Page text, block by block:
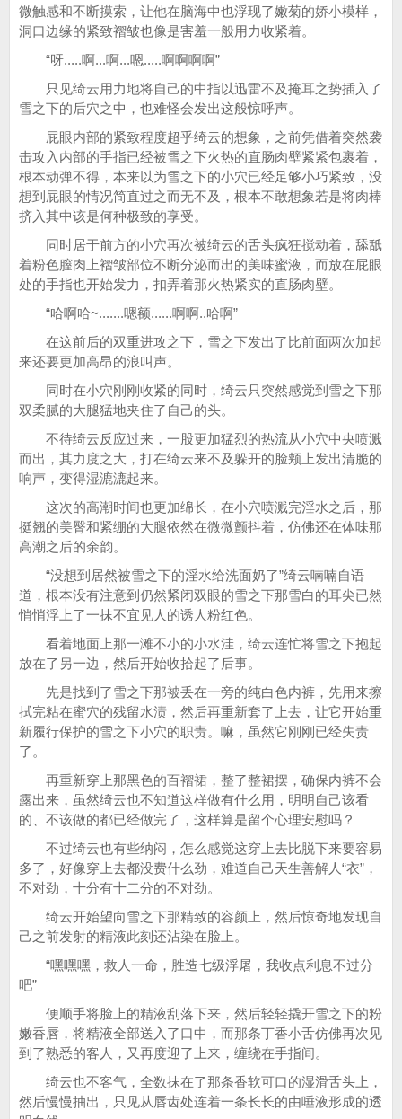
微触感和不断摸索，让他在脑海中也浮现了嫩菊的娇小模样，
洞口边缘的紧致褶皱也像是害羞一般用力收紧着。
“呀.....啊...啊...嗯.....啊啊啊啊”
只见绮云用力地将自己的中指以迅雷不及掩耳之势插入了
雪之下的后穴之中，也难怪会发出这般惊呼声。
屁眼内部的紧致程度超乎绮云的想象，之前凭借着突然袭
击攻入内部的手指已经被雪之下火热的直肠肉壁紧紧包裹着，
根本动弹不得，本来以为雪之下的小穴已经足够小巧紧致，没
想到屁眼的情况简直过之而无不及，根本不敢想象若是将肉棒
挤入其中该是何种极致的享受。
同时居于前方的小穴再次被绮云的舌头疯狂搅动着，舔舐
着粉色膣肉上褶皱部位不断分泌而出的美味蜜液，而放在屁眼
处的手指也开始发力，扣弄着那火热紧实的直肠肉壁。
“哈啊哈~.......嗯额......啊啊..哈啊”
在这前后的双重进攻之下，雪之下发出了比前面两次加起
来还要更加高昂的浪叫声。
同时在小穴刚刚收紧的同时，绮云只突然感觉到雪之下那
双柔腻的大腿猛地夹住了自己的头。
不待绮云反应过来，一股更加猛烈的热流从小穴中央喷溅
而出，其力度之大，打在绮云来不及躲开的脸颊上发出清脆的
响声，变得湿漉漉起来。
这次的高潮时间也更加绵长，在小穴喷溅完淫水之后，那
挺翘的美臀和紧绷的大腿依然在微微颤抖着，仿佛还在体味那
高潮之后的余韵。
“没想到居然被雪之下的淫水给洗面奶了”绮云喃喃自语
道，根本没有注意到仍然紧闭双眼的雪之下那雪白的耳尖已然
悄悄浮上了一抹不宜见人的诱人粉红色。
看着地面上那一滩不小的小水洼，绮云连忙将雪之下抱起
放在了另一边，然后开始收拾起了后事。
先是找到了雪之下那被丢在一旁的纯白色内裤，先用来擦
拭完粘在蜜穴的残留水渍，然后再重新套了上去，让它开始重
新履行保护的雪之下小穴的职责。嘛，虽然它刚刚已经失责
了。
再重新穿上那黑色的百褶裙，整了整裙摆，确保内裤不会
露出来，虽然绮云也不知道这样做有什么用，明明自己该看
的、不该做的都已经做完了，这样算是留个心理安慰吗？
不过绮云也有些纳闷，怎么感觉这穿上去比脱下来要容易
多了，好像穿上去都没费什么劲，难道自己天生善解人“衣”，
不对劲，十分有十二分的不对劲。
绮云开始望向雪之下那精致的容颜上，然后惊奇地发现自
己之前发射的精液此刻还沾染在脸上。
“嘿嘿嘿，救人一命，胜造七级浮屠，我收点利息不过分
吧”
便顺手将脸上的精液刮落下来，然后轻轻撬开雪之下的粉
嫩香唇，将精液全部送入了口中，而那条丁香小舌仿佛再次见
到了熟悉的客人，又再度迎了上来，缠绕在手指间。
绮云也不客气，全数抹在了那条香软可口的湿滑舌头上，
然后慢慢抽出，只见从唇齿处连着一条长长的由唾液形成的透